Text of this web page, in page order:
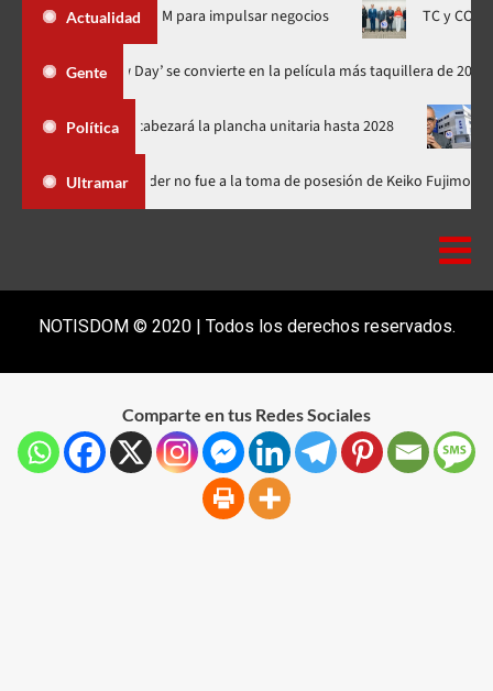
Actualidad
Mipymes» SPM para impulsar negocios TC y CONEP
Gente
‘Spider-Man: Brand New Day’ se convierte en la película más
Política
y encabezará la plancha unitaria hasta 2028 Carlos
Ultramar Luis Abinader no fue a la toma de posesión de
NOTISDOM © 2020 | Todos los derechos reservados.
Comparte en tus Redes Sociales